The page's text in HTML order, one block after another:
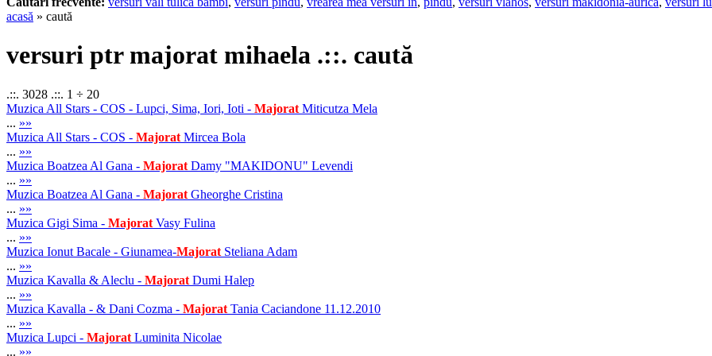
acasă » caută
versuri ptr majorat mihaela .::. caută
.::. 3028 .::. 1 ÷ 20
Muzica All Stars - COS - Lupci, Sima, Iori, Ioti - Majorat Miticutza Mela
... »»
Muzica All Stars - COS - Majorat Mircea Bola
... »»
Muzica Boatzea Al Gana - Majorat Damy "MAKIDONU" Levendi
... »»
Muzica Boatzea Al Gana - Majorat Gheorghe Cristina
... »»
Muzica Gigi Sima - Majorat Vasy Fulina
... »»
Muzica Ionut Bacale - Giunamea-Majorat Steliana Adam
... »»
Muzica Kavalla & Aleclu - Majorat Dumi Halep
... »»
Muzica Kavalla - & Dani Cozma - Majorat Tania Caciandone 11.12.2010
... »»
Muzica Lupci - Majorat Luminita Nicolae
... »»